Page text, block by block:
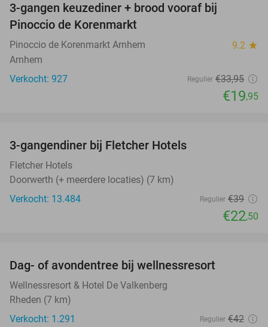
3-gangen keuzediner + brood vooraf bij
Pinoccio de Korenmarkt
Pinoccio de Korenmarkt Arnhem 9.2 star
Arnhem
Verkocht: 927
Regulier €33,95
€19,95
3-gangendiner bij Fletcher Hotels
Fletcher Hotels
Doorwerth (+ meerdere locaties) (7 km)
Verkocht: 13.484
Regulier €39
€22,50
Dag- of avondentree bij wellnessresort
Wellnessresort & Hotel De Valkenberg
Rheden (7 km)
Verkocht: 1.291
Regulier €42